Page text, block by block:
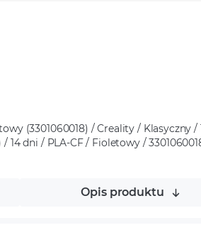
(3301060018) / Creality / Klasyczny /
dni / PLA-CF / Fioletowy /
Opis produktu